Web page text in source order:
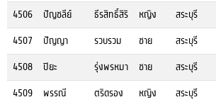
4506
ปัญชลีย์ ธีรสิทธิ์สิริ หญิง สระบุรี
4507
ปัญญา รวบรวม ชาย สระบุรี
4508
ปิยะ รุ่งพรหมา ชาย สระบุรี
4509
พรรณี ตริดรอง หญิง สระบุรี